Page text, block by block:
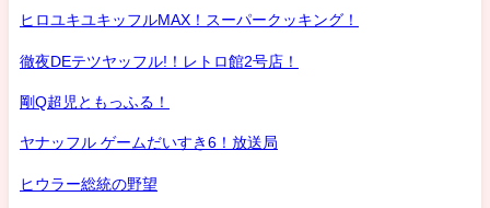
ヒロユキユキッフルMAX！スーパークッキング！
徹夜DEテツヤッフル!！レトロ館2号店！
剛Q超児ともっふる！
ヤナッフル ゲームだいすき6！放送局
ヒウラー総統の野望